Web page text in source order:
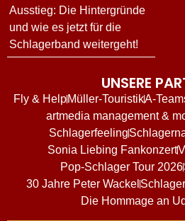
Ausstieg: Die Hintergründe
und wie es jetzt für die
Schlagerband weitergeht!
UNSERE
Fly & HelpMüller-TouristikA-
artmedia management &
Schlagerfeeling
Sonia Liebing Fankonzert
Pop-Schlager Tour 2026
30 Jahre Peter Wackel
Die Hommage an